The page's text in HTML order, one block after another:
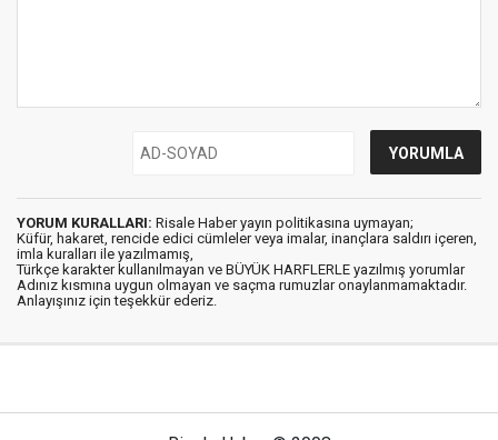
YORUM KURALLARI: Risale Haber yayın politikasına uymayan;
Küfür, hakaret, rencide edici cümleler veya imalar, inançlara saldırı içeren,
imla kuralları ile yazılmamış,
Türkçe karakter kullanılmayan ve BÜYÜK HARFLERLE yazılmış yorumlar
Adınız kısmına uygun olmayan ve saçma rumuzlar onaylanmamaktadır.
Anlayışınız için teşekkür ederiz.